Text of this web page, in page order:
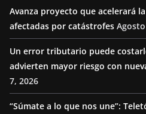
Avanza proyecto que acelerará
afectadas por catástrofes
Un error tributario puede
advierten mayor riesgo con
7, 2026
“Súmate a lo que nos une”: